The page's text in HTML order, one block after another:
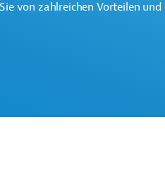
von zahlreichen Vorteilen und